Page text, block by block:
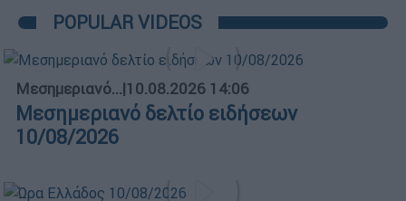
POPULAR VIDEOS
Μεσημεριανό...|10.08.2026 14:06
Μεσημεριανό δελτίο ειδήσεων
10/08/2026